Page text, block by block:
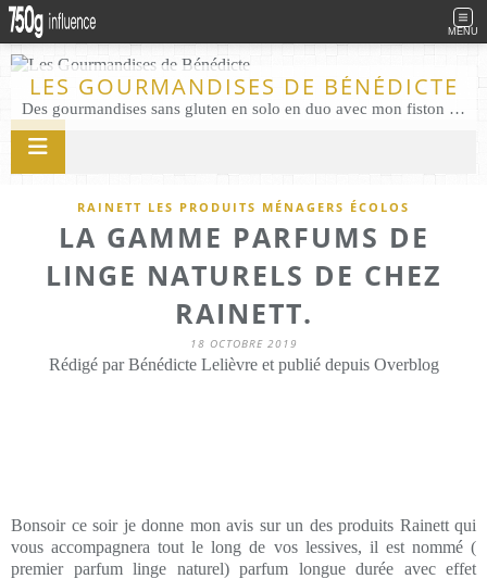
MENU
LES GOURMANDISES DE BÉNÉDICTE
Des gourmandises sans gluten en solo en duo avec mon fiston . Salé comme Sucré sans gluten éco responsable Les Gourmandises de Bénédicte gâteau produits locaux
RAINETT LES PRODUITS MÉNAGERS ÉCOLOS
LA GAMME PARFUMS DE
LINGE NATURELS DE CHEZ
RAINETT.
18 OCTOBRE 2019
Rédigé par Bénédicte Lelièvre et publié depuis Overblog
Bonsoir ce soir je donne mon avis sur un des produits Rainett qui
vous accompagnera tout le long de vos lessives, il est nommé (
premier parfum linge naturel) parfum longue durée avec effet